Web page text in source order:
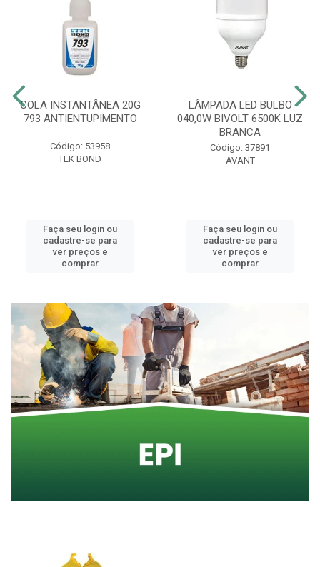
COLA INSTANTÂNEA 20G
793 ANTIENTUPIMENTO
Código: 53958
TEK BOND
Faça seu login ou
cadastre-se para
ver preços e
comprar
LÂMPADA LED BULBO
040,0W BIVOLT 6500K LUZ
BRANCA
Código: 37891
AVANT
Faça seu login ou
cadastre-se para
ver preços e
comprar